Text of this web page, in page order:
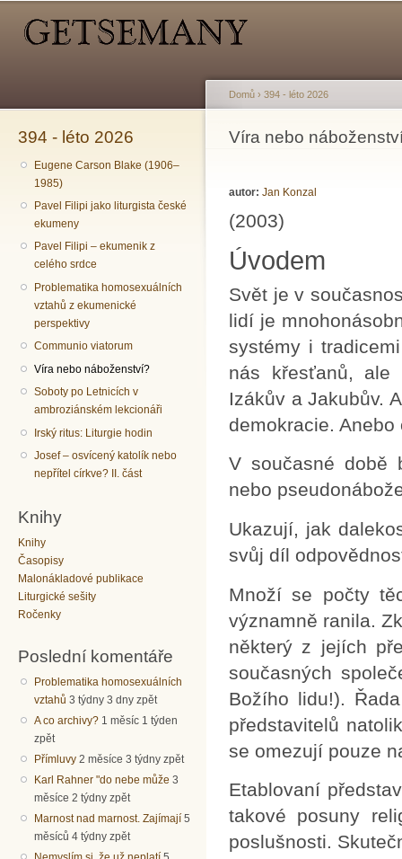
394 - léto 2026
Eugene Carson Blake (1906–
1985)
Pavel Filipi jako liturgista české
ekumeny
Pavel Filipi – ekumenik z
celého srdce
Problematika homosexuálních
vztahů z ekumenické
perspektivy
Communio viatorum
Víra nebo náboženství?
Soboty po Letnicích v
ambroziánském lekcionáři
Irský ritus: Liturgie hodin
Josef – osvícený katolík nebo
nepřítel církve? II. část
Knihy
Knihy
Časopisy
Malonákladové publikace
Liturgické sešity
Ročenky
Poslední komentáře
Problematika homosexuálních
vztahů 3 týdny 3 dny zpět
A co archivy? 1 měsíc 1 týden
zpět
Přímluvy 2 měsíce 3 týdny zpět
Karl Rahner "do nebe může 3
měsíce 2 týdny zpět
Marnost nad marnost. Zajímají 5
měsíců 4 týdny zpět
Jste zde
Domů › 394 - léto 2026
Víra nebo
autor: Jan Konzal
(2003)
Úvodem
Svět je v
lidí je
systémy i
nás křesťanů, ale
Izákův a Jakubův.
demokracie.
V současné době
nebo
Ukazují, jak
svůj díl
Množí se počty
významně ranila.
některý z jejích
současných
Božího lidu!).
představitelů
se omezují pouze
Etablovaní
takové posuny
poslušnosti.